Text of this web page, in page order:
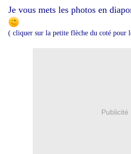
Je vous mets les photos en
( cliquer sur la petite flèche du coté pour
Publicité